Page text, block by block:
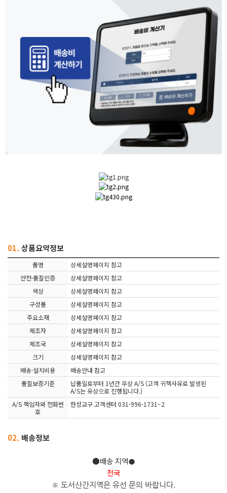
01. 상품요약정보
품명
상세설명페이지 참고
안전·품질인증
상세설명페이지 참고
색상
상세설명페이지 참고
구성품
상세설명페이지 참고
주요소재
상세설명페이지 참고
제조자
상세설명페이지 참고
제조국
상세설명페이지 참고
크기
상세설명페이지 참고
배송·설치비용
배송안내 참고
품질보증기준
납품일로부터 1년간 무상 A/S (고객 귀책사유로 발생된
A/S는 유상으로 진행됩니다.)
A/S 책임자와 전화번
호
한성교구 고객센터 031-996-1731~2
02. 배송정보
●배송 지역●
전국
※ 도서산간지역은 유선 문의 바랍니다.